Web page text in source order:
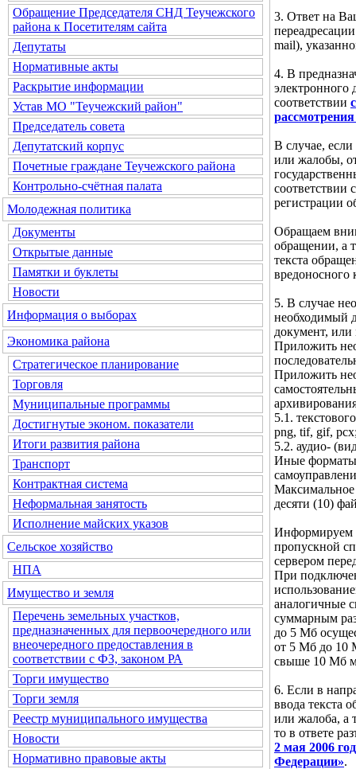
Обращение Председателя СНД Теучежского
района к Посетителям сайта
Депутаты
Нормативные акты
Раскрытие информации
Устав МО "Теучежский район"
Председатель совета
Депутатский корпус
Почетные граждане Теучежского района
Контрольно-счётная палата
Молодежная политика
Документы
Открытые данные
Памятки и буклеты
Новости
Информация о выборах
Экономика района
Стратегическое планирование
Торговля
Муниципальные программы
Достигнутые эконом. показатели
Итоги развития района
Транспорт
Контрактная система
Неформальная занятость
Исполнение майских указов
Сельское хозяйство
НПА
Имущество и земля
Перечень земельных участков,
предназначенных для первоочередного или
внеочередного предоставления в
соответствии с ФЗ, законом РА
Торги имущество
Торги земля
Реестр муниципального имущества
Новости
Нормативно правовые акты
3. Ответ на
mail),
4. В
электронного
соответствии
В случае,
или жалобы,
соответствии
регистрации
Обращаем
обращении, а
текста
вредоносного
5. В случае
необходимый
документ,
Приложить
Приложить
5.1.
png, tif, gif,
5.2. аудио-
Иные форматы
десяти (10)
Информируем
пропускной
сервером
При
аналогичные
суммарным
до 5 Мб
от 5 Мб до 10
свыше 10 Мб
6. Если в
ввода текста
или жалоба, а
то в ответе
2 мая 2006
Федерации».